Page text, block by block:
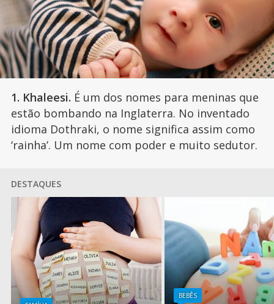
1. Khaleesi. É um dos nomes para meninas que
estão bombando na Inglaterra. No inventado
idioma Dothraki, o nome significa assim como
‘rainha’. Um nome com poder e muito sedutor.
DESTAQUES
BEBÊS